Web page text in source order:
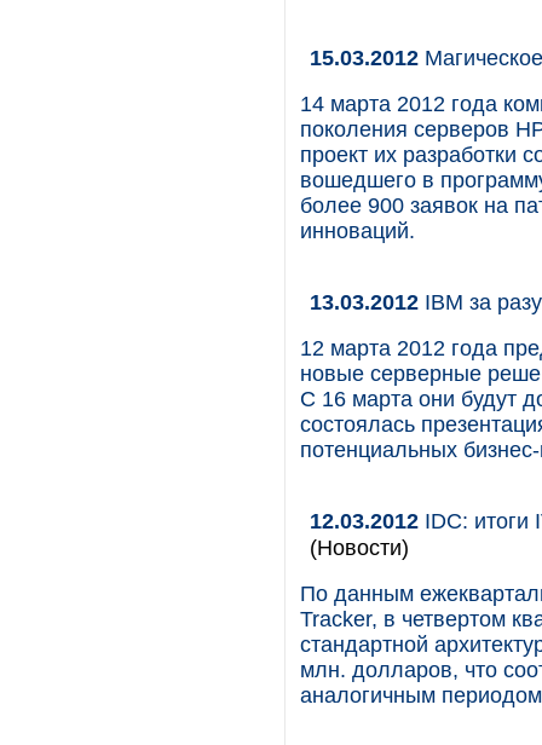
15.03.2012
14 марта 2012 года
поколения серверов
проект их разработки
вошедшего в
более 900 заявок на
инноваций.
13.03.2012 IBM за
12 марта 2012 года
новые серверные
С 16 марта они будут
состоялась
потенциальных
12.03.2012 IDC: итоги
(Новости)
По данным
Tracker, в четвертом
стандартной
млн. долларов, что
аналогичным